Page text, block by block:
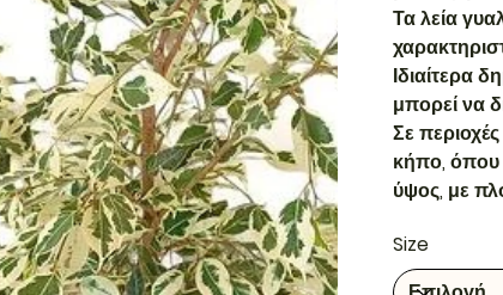
Τα λεία
Ιδιαίτερα
μπορεί να
Σε
κήπο, όπου
ύψος, με
Size